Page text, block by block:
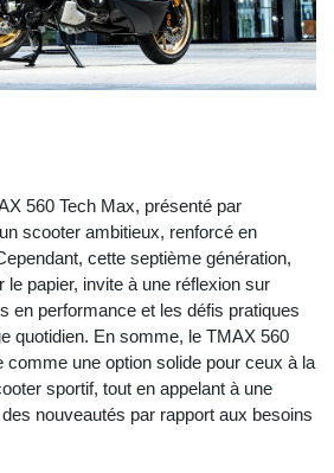
560 Tech Max, présenté par
scooter ambitieux, renforcé en
cette septième génération,
le papier, invite à une réflexion sur
en performance et les défis pratiques
quotidien. En somme, le TMAX 560
comme une option solide pour ceux à la
sportif, tout en appelant à une
nouveautés par rapport aux besoins